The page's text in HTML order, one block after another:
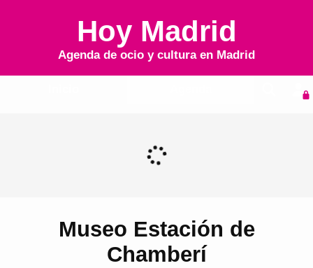
Hoy Madrid
Agenda de ocio y cultura en Madrid
Museo Estación de
Chamberí